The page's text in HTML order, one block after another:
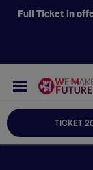
Full Ticket in
TICKET